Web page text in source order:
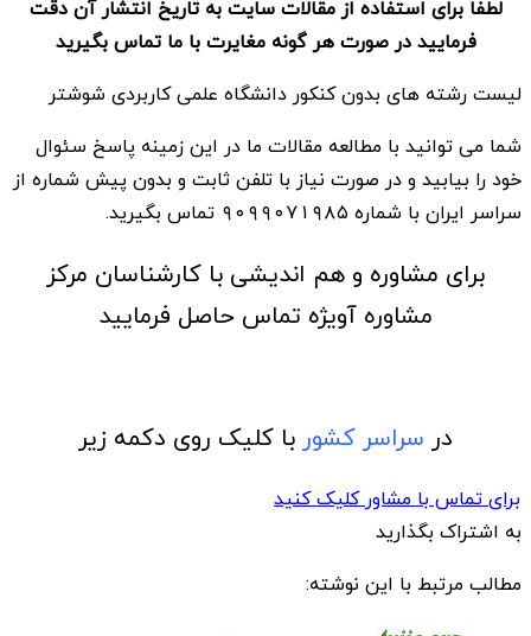
لطفا برای استفاده از مقالات سایت به تاریخ انتشار آن دقت
فرمایید در صورت هر گونه مغایرت با ما تماس بگیرید
لیست رشته های بدون کنکور دانشگاه علمی کاربردی شوشتر
شما می توانید با مطالعه مقالات ما در این زمینه پاسخ سئوال
خود را بیابید و در صورت نیاز با تلفن ثابت و بدون پیش شماره از
سراسر ایران با شماره ۹۰۹۹۰۷۱۹۸۵ تماس بگیرید.
برای مشاوره و هم اندیشی با کارشناسان مرکز
مشاوره آویژه تماس حاصل فرمایید
در سراسر کشوربا کلیک روی دکمه زیر
برای تماس با مشاور کلیک کنید
به اشتراک بگذارید
مطالب مرتبط با این نوشته: